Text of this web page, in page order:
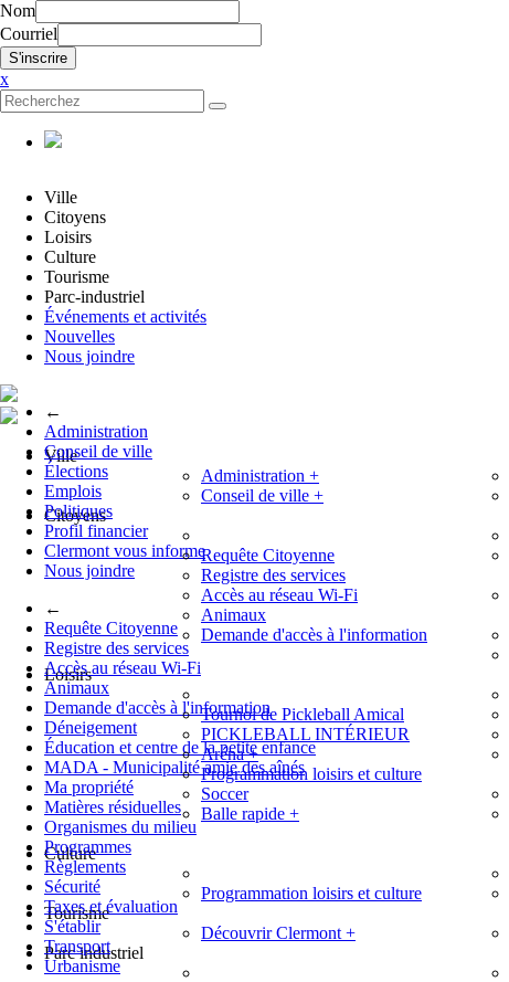
Nom
Courriel
x
Ville
Citoyens
Loisirs
Culture
Tourisme
Parc-industriel
Événements et activités
Nouvelles
Nous joindre
←
Administration
Conseil de ville
Élections
Emplois
Politiques
Profil financier
Clermont vous informe
Nous joindre
←
Requête Citoyenne
Registre des services
Accès au réseau Wi-Fi
Animaux
Demande d'accès à l'information
Déneigement
Éducation et centre de la petite enfance
MADA - Municipalité amie des aînés
Ma propriété
Matières résiduelles
Organismes du milieu
Programmes
Règlements
Sécurité
Taxes et évaluation
S'établir
Transport
Urbanisme
Ville
Administration +
Conseil de ville +
Citoyens
Requête Citoyenne
Registre des services
Accès au réseau Wi-Fi
Animaux
Demande d'accès à l'information
Loisirs
Tournoi de Pickleball Amical
PICKLEBALL INTÉRIEUR
Aréna+
Programmation loisirs et culture
Soccer
Balle rapide +
Culture
Programmation loisirs et culture
Tourisme
Découvrir Clermont +
Parc industriel